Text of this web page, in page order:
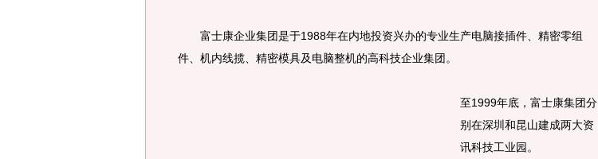
富士康企业集团是于1988年在内地投资兴办的专业生产电脑接插件、精密零组
件、机内线揽、精密模具及电脑整机的高科技企业集团。
至1999年底，富士康集团分
别在深圳和昆山建成两大资
讯科技工业园。